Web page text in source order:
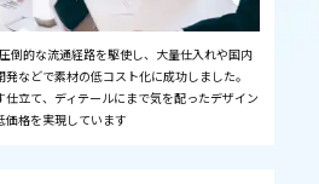
倒的な流通経路を駆使し、大量仕入れや国内
などで素材の低コスト化に成功しました。
立て、ディテールにまで気を配ったデザイン
価格を実現しています